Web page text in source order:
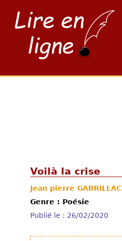
Voilà la crise
Jean pierre GABRILLAC
Genre : Poésie
Publié le : 26/02/2020